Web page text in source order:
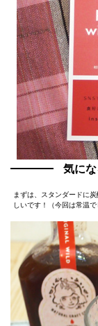
気に
まずは、スタンダードに
しいです！（今回は常温